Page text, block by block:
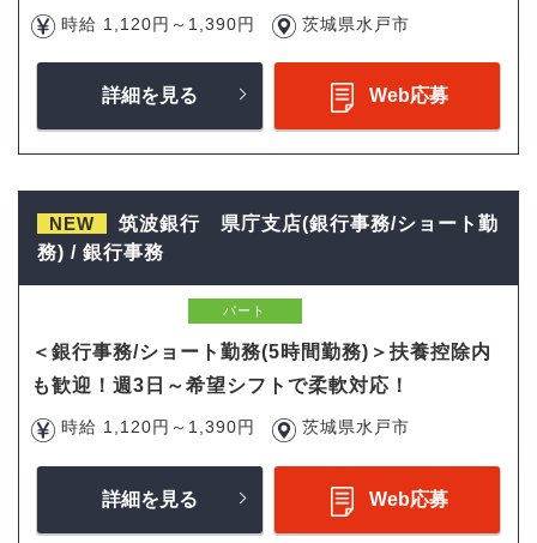
時給 1,120円～1,390円 茨城県水戸市
詳細を見る Web応募
NEW
筑波銀行 県庁支店(銀行事務/ショート勤
務) / 銀行事務
パート
＜銀行事務/ショート勤務(5時間勤務)＞扶養控除内
も歓迎！週3日～希望シフトで柔軟対応！
時給 1,120円～1,390円 茨城県水戸市
詳細を見る Web応募